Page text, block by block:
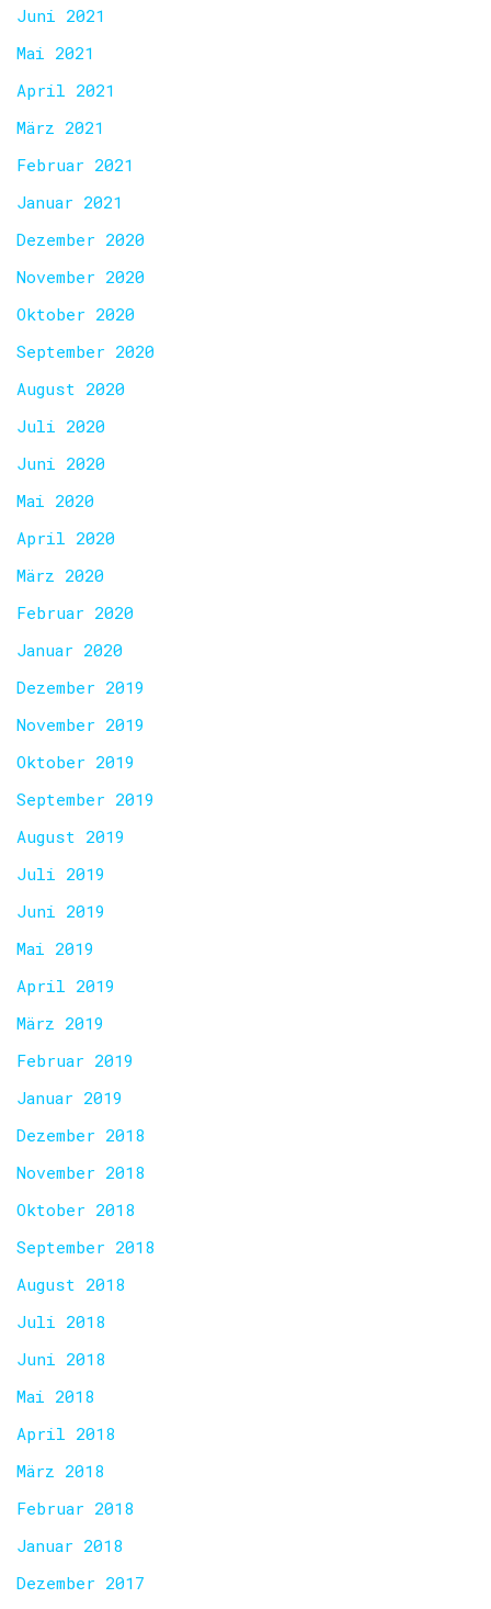
Juni 2021
Mai 2021
April 2021
März 2021
Februar 2021
Januar 2021
Dezember 2020
November 2020
Oktober 2020
September 2020
August 2020
Juli 2020
Juni 2020
Mai 2020
April 2020
März 2020
Februar 2020
Januar 2020
Dezember 2019
November 2019
Oktober 2019
September 2019
August 2019
Juli 2019
Juni 2019
Mai 2019
April 2019
März 2019
Februar 2019
Januar 2019
Dezember 2018
November 2018
Oktober 2018
September 2018
August 2018
Juli 2018
Juni 2018
Mai 2018
April 2018
März 2018
Februar 2018
Januar 2018
Dezember 2017